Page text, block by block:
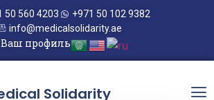
50 560 4203
+971 50 102 9382
info@medicalsolidarity.ae
Ваш профиль
Solidarity